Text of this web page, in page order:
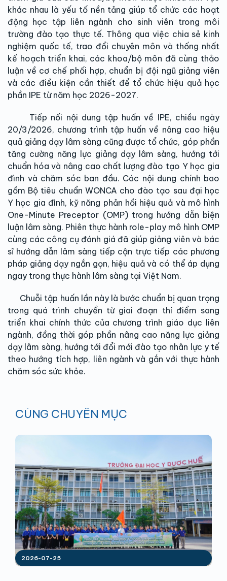
khác nhau là yếu tố nền tảng giúp tổ chức các hoạt
động học tập liên ngành cho sinh viên trong môi
trường đào tạo thực tế. Thông qua việc chia sẻ kinh
nghiệm quốc tế, trao đổi chuyên môn và thống nhất
kế hoạch triển khai, các khoa/bộ môn đã cùng thảo
luận về cơ chế phối hợp, chuẩn bị đội ngũ giảng viên
và các điều kiện cần thiết để tổ chức hiệu quả học
phần IPE từ năm học 2026-2027.
Tiếp nối nội dung tập huấn về IPE, chiều ngày
20/3/2026, chương trình tập huấn về nâng cao hiệu
quả giảng dạy lâm sàng cũng được tổ chức, góp phần
tăng cường năng lực giảng dạy lâm sàng, hướng tới
chuẩn hóa và nâng cao chất lượng đào tạo Y học gia
đình và chăm sóc ban đầu. Các nội dung chính bao
gồm Bộ tiêu chuẩn WONCA cho đào tạo sau đại học
Y học gia đình, kỹ năng phản hồi hiệu quả và mô hình
One-Minute Preceptor (OMP) trong hướng dẫn biện
luận lâm sàng. Phiên thực hành role-play mô hình OMP
cùng các công cụ đánh giá đã giúp giảng viên và bác
sĩ hướng dẫn lâm sàng tiếp cận trực tiếp các phương
pháp giảng dạy ngắn gọn, hiệu quả và có thể áp dụng
ngay trong thực hành lâm sàng tại Việt Nam.
Chuỗi tập huấn lần này là bước chuẩn bị quan trọng
trong quá trình chuyển từ giai đoạn thí điểm sang
triển khai chính thức của chương trình giáo dục liên
ngành, đồng thời góp phần nâng cao năng lực giảng
dạy lâm sàng, hướng tới đổi mới đào tạo nhân lực y tế
theo hướng tích hợp, liên ngành và gắn với thực hành
chăm sóc sức khỏe.
CÙNG CHUYÊN MỤC
2026-07-25